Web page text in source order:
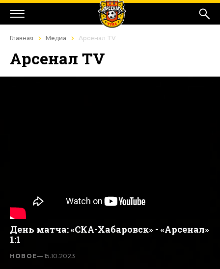
Главная Медиа Арсенал TV
Арсенал TV
День матча: «СКА-Хабаровск» - «Арсенал»
1:1
НОВОЕ— 15.10.2023